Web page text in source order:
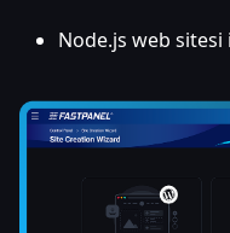
Node.js web